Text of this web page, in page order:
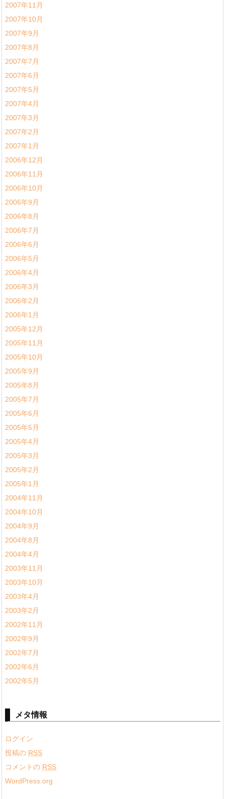
2007年11月
2007年10月
2007年9月
2007年8月
2007年7月
2007年6月
2007年5月
2007年4月
2007年3月
2007年2月
2007年1月
2006年12月
2006年11月
2006年10月
2006年9月
2006年8月
2006年7月
2006年6月
2006年5月
2006年4月
2006年3月
2006年2月
2006年1月
2005年12月
2005年11月
2005年10月
2005年9月
2005年8月
2005年7月
2005年6月
2005年5月
2005年4月
2005年3月
2005年2月
2005年1月
2004年11月
2004年10月
2004年9月
2004年8月
2004年4月
2003年11月
2003年10月
2003年4月
2003年2月
2002年11月
2002年9月
2002年7月
2002年6月
2002年5月
メタ情報
ログイン
投稿の RSS
コメントの RSS
WordPress.org